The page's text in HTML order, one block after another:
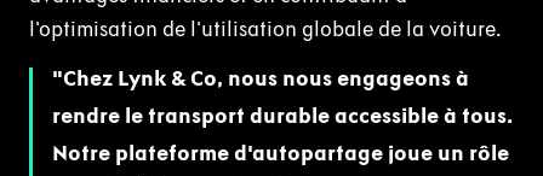
l'optimisation de l'utilisation globale de la voiture.
Chez Lynk & Co, nous nous engageons à
rendre le transport durable accessible à tous.
Notre plateforme d'autopartage joue un rôle